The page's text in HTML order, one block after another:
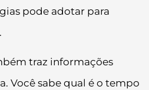
pode adotar para
traz informações
Você sabe qual é o tempo